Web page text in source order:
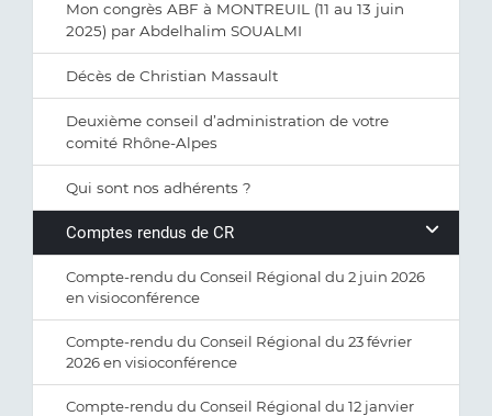
Mon congrès ABF à MONTREUIL (11 au 13 juin
2025) par Abdelhalim SOUALMI
Décès de Christian Massault
Deuxième conseil d’administration de votre
comité Rhône-Alpes
Qui sont nos adhérents ?
Comptes rendus de CR
Compte-rendu du Conseil Régional du 2 juin 2026
en visioconférence
Compte-rendu du Conseil Régional du 23 février
2026 en visioconférence
Compte-rendu du Conseil Régional du 12 janvier